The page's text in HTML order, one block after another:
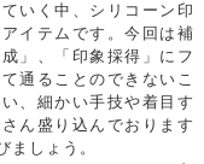
いく中、シリコーン印
イテムです。今回は補
」、「印象採得」にフ
通ることのできないこ
、細かい手技や着目す
ん盛り込んでおります
しょう。